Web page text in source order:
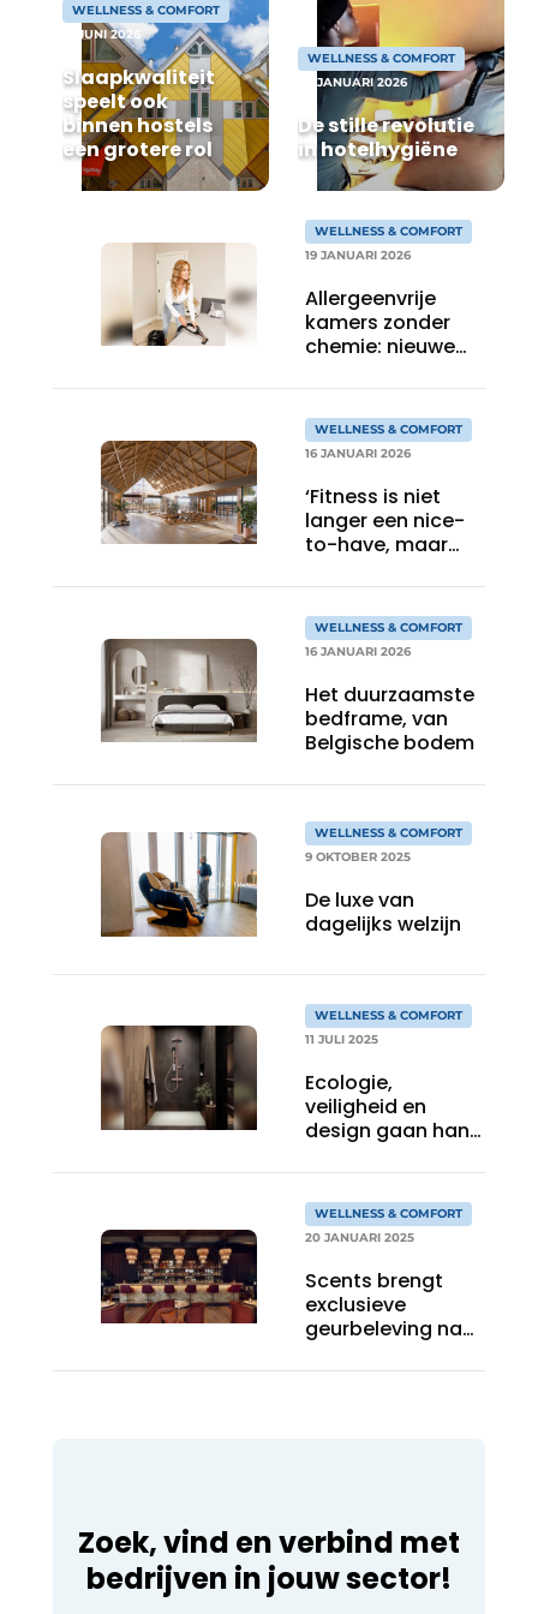
Housekeeping
WELLNESS & COMFORT
12 JUNI 2026
Slaapkwaliteit
speelt ook
binnen hostels
een grotere rol
WELLNESS & COMFORT
28 JANUARI 2026
De stille revolutie
in hotelhygiëne
WELLNESS & COMFORT
19 JANUARI 2026
Allergeenvrije
kamers zonder
chemie: nieuwe
hotelhygiëne
WELLNESS & COMFORT
16 JANUARI 2026
‘Fitness is niet
langer een nice-
to-have, maar
WELLNESS & COMFORT
16 JANUARI 2026
Het duurzaamste
bedframe, van
Belgische bodem
WELLNESS & COMFORT
9 OKTOBER 2025
De luxe van
dagelijks welzijn
WELLNESS & COMFORT
11 JULI 2025
Ecologie,
veiligheid en
design gaan hand
WELLNESS & COMFORT
20 JANUARI 2025
Scents brengt
exclusieve
geurbeleving naar
Sanctuary
Zoek, vind en verbind met
bedrijven in jouw sector!